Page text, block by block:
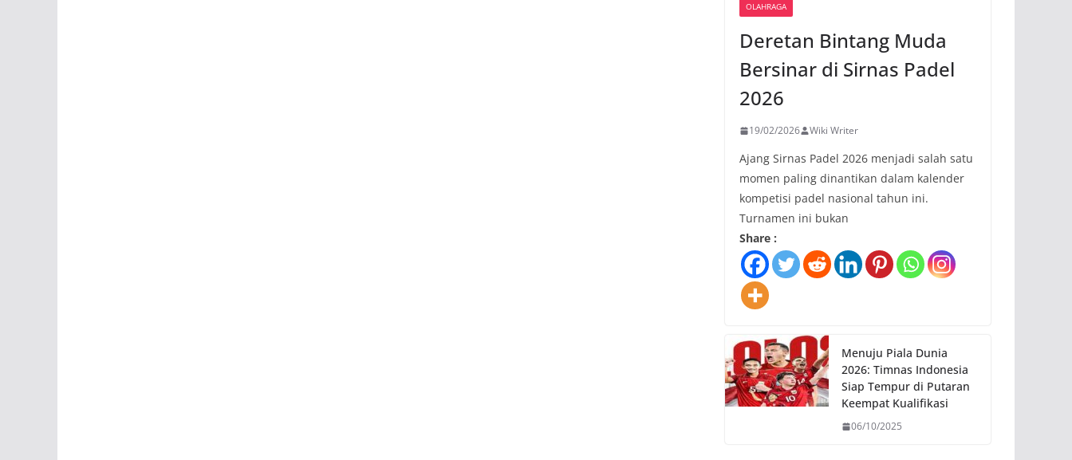
OLAHRAGA
Deretan Bintang Muda
Bersinar di Sirnas Padel
2026
19/02/2026 Wiki Writer
Ajang Sirnas Padel 2026 menjadi salah satu
momen paling dinantikan dalam kalender
kompetisi padel nasional tahun ini.
Turnamen ini bukan
Share :
Menuju Piala Dunia
2026: Timnas Indonesia
Siap Tempur di Putaran
Keempat Kualifikasi
06/10/2025